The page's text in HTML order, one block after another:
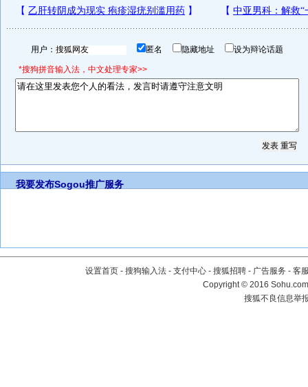
用户： 匿名 隐藏地址 设为辩论话题
*搜狗拼音输入法，中文处理专家>>
我要发布Sogou推广服务
设置首页 - 搜狗输入法 - 支付中心 - 搜狐招聘 - 广告服务 - 客
Copyright©2016
搜狐不良信息举